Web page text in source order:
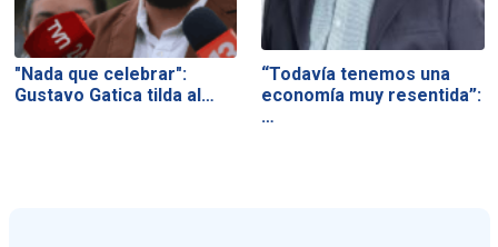
"Nada que celebrar":
Gustavo Gatica tilda al…
“Todavía tenemos una
economía muy resentida”:
…